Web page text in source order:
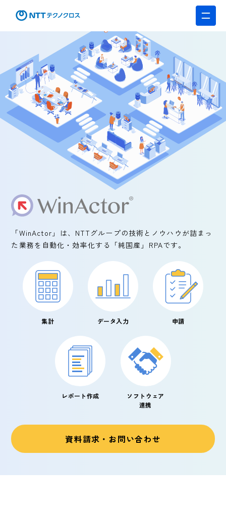
「WinActor」は、 NTTグループの技術とノウハウが詰まっ
た 業務を自動化・効率化する「純国産」RPAです。
集計 データ入力 申請
レポート作成
ソフトウェア
連携
資料請求・お問い合わせ